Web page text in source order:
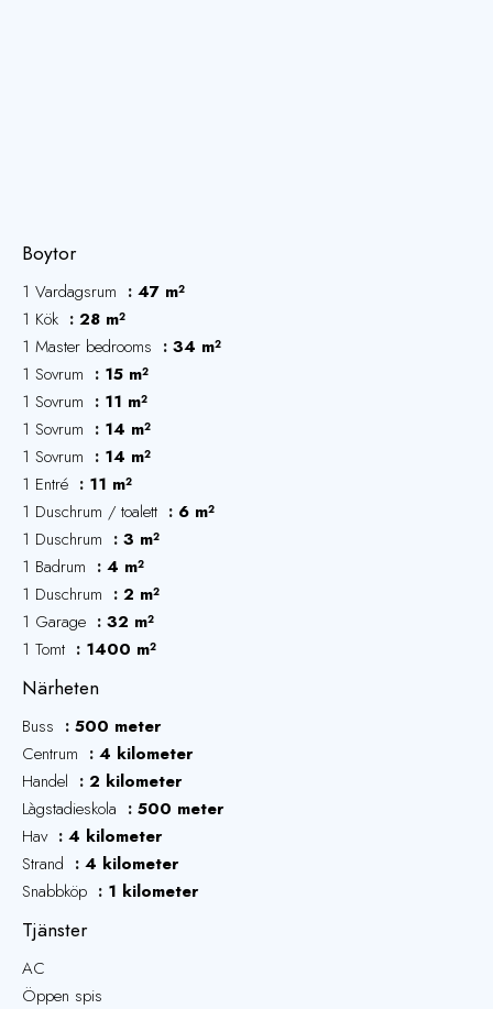
Boytor
1 Vardagsrum
47 m²
1 Kök
28 m²
1 Master bedrooms
34 m²
1 Sovrum
15 m²
1 Sovrum
11 m²
1 Sovrum
14 m²
1 Sovrum
14 m²
1 Entré
11 m²
1 Duschrum / toalett
6 m²
1 Duschrum
3 m²
1 Badrum
4 m²
1 Duschrum
2 m²
1 Garage
32 m²
1 Tomt
1400 m²
Närheten
Buss
500 meter
Centrum
4 kilometer
Handel
2 kilometer
Làgstadieskola
500 meter
Hav
4 kilometer
Strand
4 kilometer
Snabbköp
1 kilometer
Tjänster
AC
Öppen spis